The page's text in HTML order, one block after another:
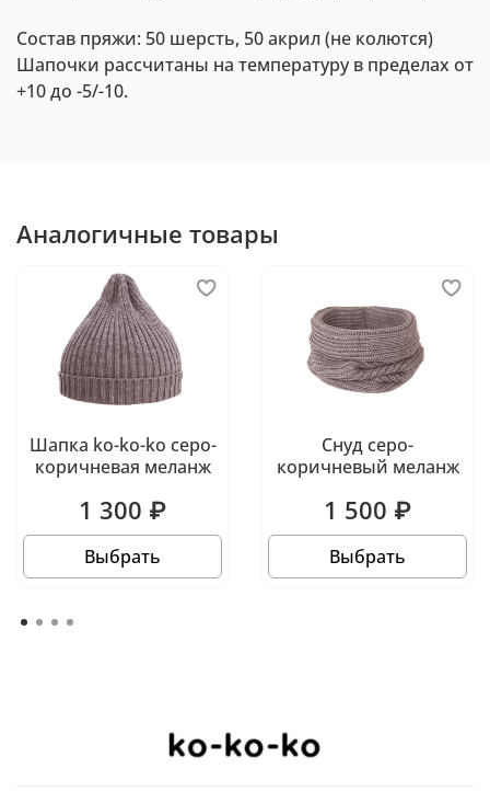
Состав пряжи: 50 шерсть, 50 акрил (не колются)
Шапочки рассчитаны на температуру в пределах от
+10 до -5/-10.
Аналогичные товары
Шапка ko-ko-ko серо-
коричневая меланж
1 300 ₽
Выбрать
Снуд серо-
коричневый меланж
1 500 ₽
Выбрать